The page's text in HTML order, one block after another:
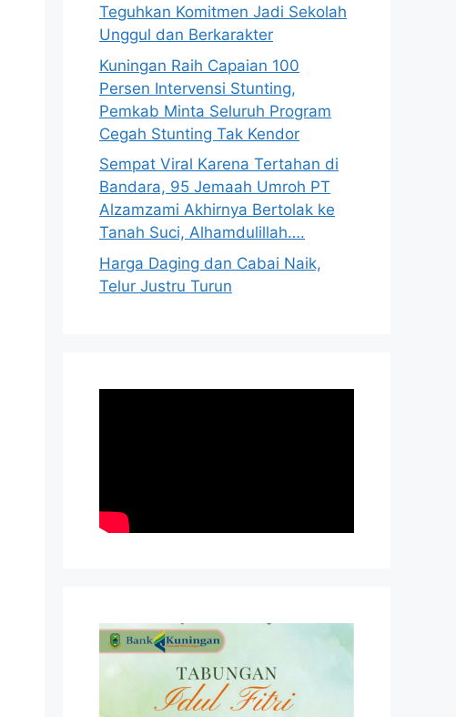
Teguhkan Komitmen Jadi Sekolah
Unggul dan Berkarakter
Kuningan Raih Capaian 100
Persen Intervensi Stunting,
Pemkab Minta Seluruh Program
Cegah Stunting Tak Kendor
Sempat Viral Karena Tertahan di
Bandara, 95 Jemaah Umroh PT
Alzamzami Akhirnya Bertolak ke
Tanah Suci, Alhamdulillah….
Harga Daging dan Cabai Naik,
Telur Justru Turun